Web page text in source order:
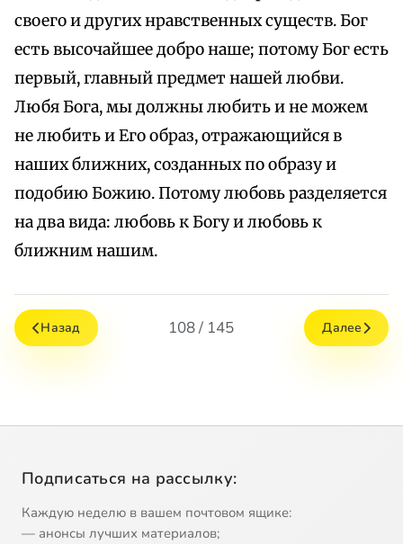
своего и других нравственных существ. Бог
есть высочайшее добро наше; потому Бог есть
первый, главный предмет нашей любви.
Любя Бога, мы должны любить и не можем
не любить и Его образ, отражающийся в
наших ближних, созданных по образу и
подобию Божию. Потому любовь разделяется
на два вида: любовь к Богу и любовь к
ближним нашим.
Назад 108 / 145 Далее
Подписаться на рассылку:
Каждую неделю в вашем почтовом ящике:
— анонсы лучших материалов;